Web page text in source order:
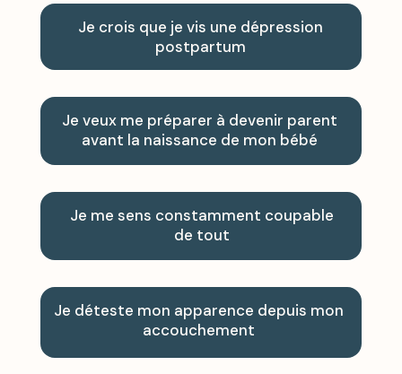
Je crois que je vis une dépression
postpartum
Je veux me préparer à devenir parent
avant la naissance de mon bébé
Je me sens constamment coupable
de tout
Je déteste mon apparence depuis mon
accouchement